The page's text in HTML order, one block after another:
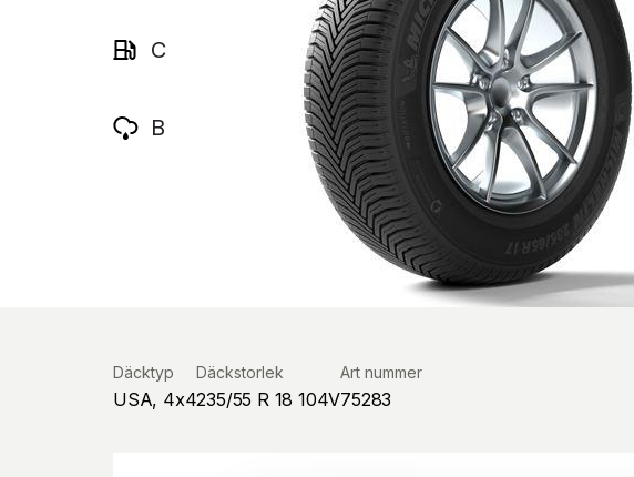
C
B
Däcktyp
USA, 4x4
Däckstorlek
235/55 R 18 104V
Art nummer
75283